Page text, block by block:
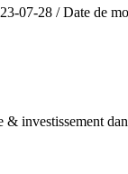
07-28 / Date de
& investissement